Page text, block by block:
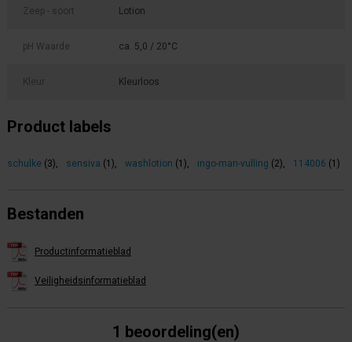
Zeep - soort Lotion
pH Waarde ca. 5,0 / 20°C
Kleur Kleurloos
Product labels
schulke (3), sensiva (1), washlotion (1), ingo-man-vulling (2), 114006 (1)
Bestanden
Productinformatieblad
Veiligheidsinformatieblad
1 beoordeling(en)